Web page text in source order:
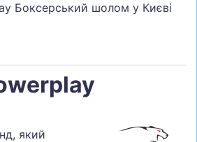
Боксерський шолом у Києві
який